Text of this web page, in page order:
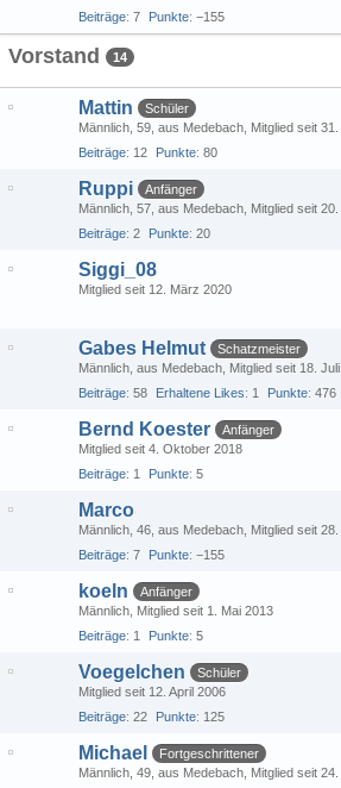
Beiträge 7 Punkte −155
Vorstand 14
Mattin
Schüler
Männlich 59 aus Medebach Mitglied seit
Beiträge 12 Punkte 80
Ruppi
Anfänger
Männlich 57 aus Medebach Mitglied seit
Beiträge 2 Punkte 20
Siggi_08
Mitglied seit 12. März 2020
Gabes Helmut
Schatzmeister
Männlich aus Medebach Mitglied seit 18.
Beiträge 58 Erhaltene Likes 1 Punkte 476
Bernd Koester
Anfänger
Mitglied seit 4. Oktober 2018
Beiträge 1 Punkte 5
Marco
Männlich 46 aus Medebach Mitglied seit
Beiträge 7 Punkte −155
koeln
Anfänger
Männlich Mitglied seit 1. Mai 2013
Beiträge 1 Punkte 5
Voegelchen
Schüler
Mitglied seit 12. April 2006
Beiträge 22 Punkte 125
Michael
Fortgeschrittener
Männlich 49 aus Medebach Mitglied seit